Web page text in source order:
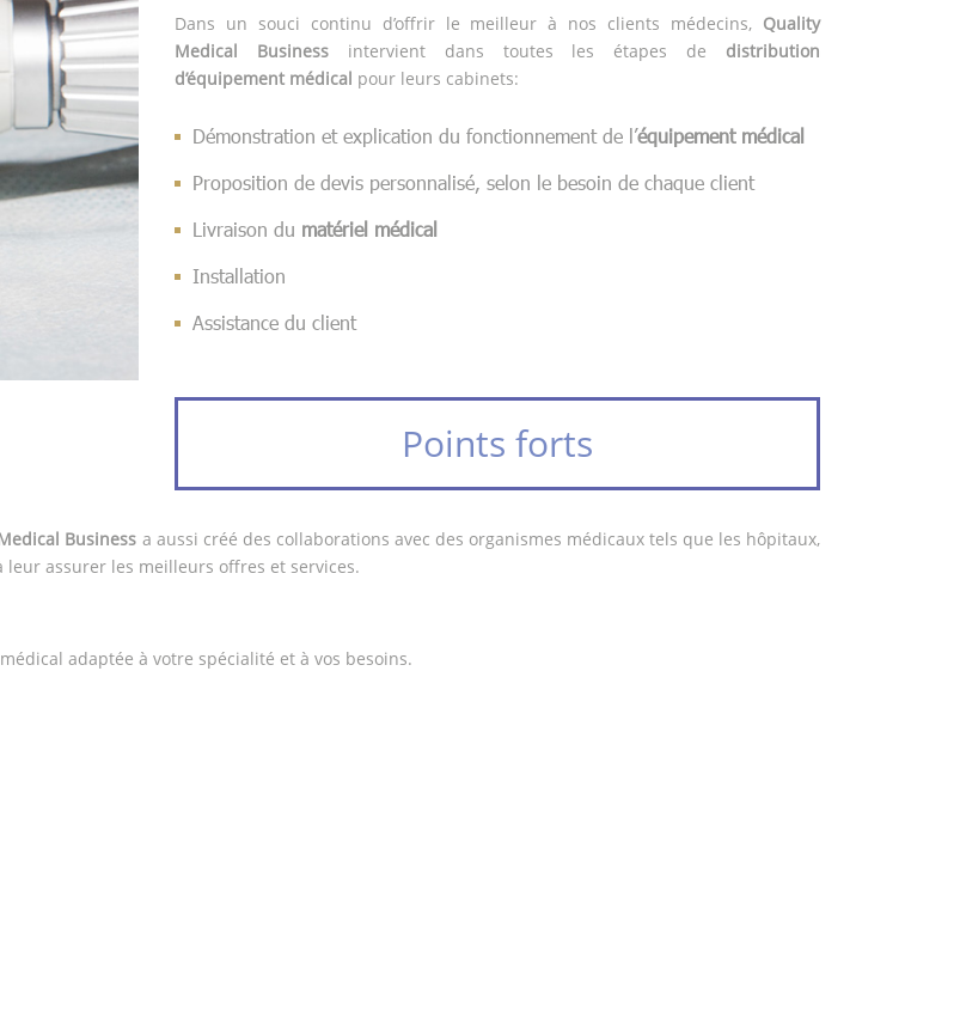
Dans un souci continu d’offrir le meilleur à nos clients médecins, Quality
Medical Businessintervient dans toutes les étapes de distribution
d’équipement médical pour leurs cabinets:
Démonstration et explication du fonctionnement de l’équipement médical
Proposition de devis personnalisé, selon le besoin de chaque client
Livraison du matériel médical
Installation
Assistance du client
Points forts
Business a aussi créé des collaborations avec des organismes médicaux tels que les hôpitaux,
assurer les meilleurs offres et services.
adaptée à votre spécialité et à vos besoins.